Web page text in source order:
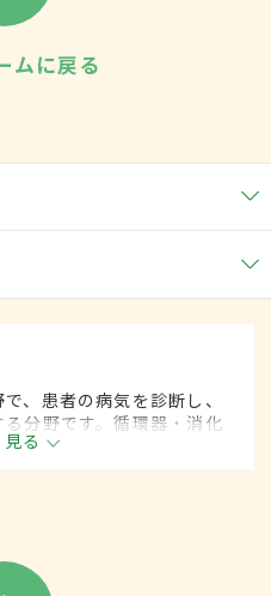
ムに戻る
、患者の病気を診断し、
分野です。循環器・消化
範な領域にわたります。
る